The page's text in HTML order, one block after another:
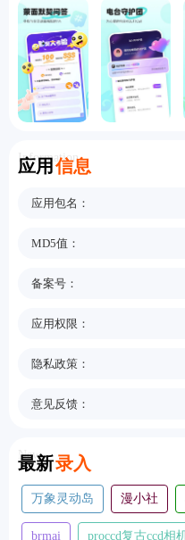
应用 信息
Information
应用包名：
MD5值：
备案号：
应用权限：
隐私政策：
意见反馈：
最新录入
New
万象灵动岛 漫小社
brmai proccd复古ccd相